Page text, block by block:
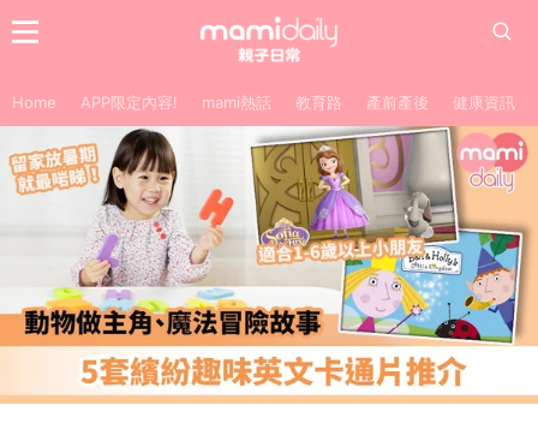
Home APP限定內容! mami熱話 教育路 產前產後 健康資訊